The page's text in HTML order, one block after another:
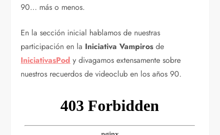
90… más o menos.
En la sección inicial hablamos de nuestras
participación en la Iniciativa Vampiros de
IniciativasPod y divagamos extensamente sobre
nuestros recuerdos de videoclub en los años 90.